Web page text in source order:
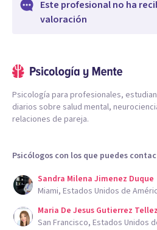
Este profesional no ha
valoración
Psicología para profesionales,
diarios sobre salud mental,
relaciones de pareja.
Psicólogos con los que puedes
Sandra Milena Jimenez Duque
Miami, Estados Unidos de
Maria De Jesus Gutierrez Tellez
San Francisco, Estados Unidos